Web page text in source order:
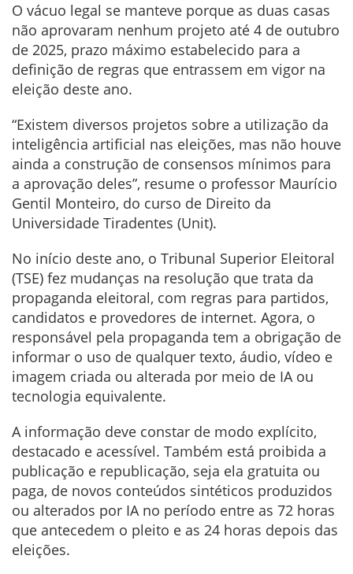
O vácuo legal se manteve porque as duas casas
não aprovaram nenhum projeto até 4 de outubro
de 2025, prazo máximo estabelecido para a
definição de regras que entrassem em vigor na
eleição deste ano.
“Existem diversos projetos sobre a utilização da
inteligência artificial nas eleições, mas não houve
ainda a construção de consensos mínimos para
a aprovação deles”, resume o professor Maurício
Gentil Monteiro, do curso de Direito da
Universidade Tiradentes (Unit).
No início deste ano, o Tribunal Superior Eleitoral
(TSE) fez mudanças na resolução que trata da
propaganda eleitoral, com regras para partidos,
candidatos e provedores de internet. Agora, o
responsável pela propaganda tem a obrigação de
informar o uso de qualquer texto, áudio, vídeo e
imagem criada ou alterada por meio de IA ou
tecnologia equivalente.
A informação deve constar de modo explícito,
destacado e acessível. Também está proibida a
publicação e republicação, seja ela gratuita ou
paga, de novos conteúdos sintéticos produzidos
ou alterados por IA no período entre as 72 horas
que antecedem o pleito e as 24 horas depois das
eleições.